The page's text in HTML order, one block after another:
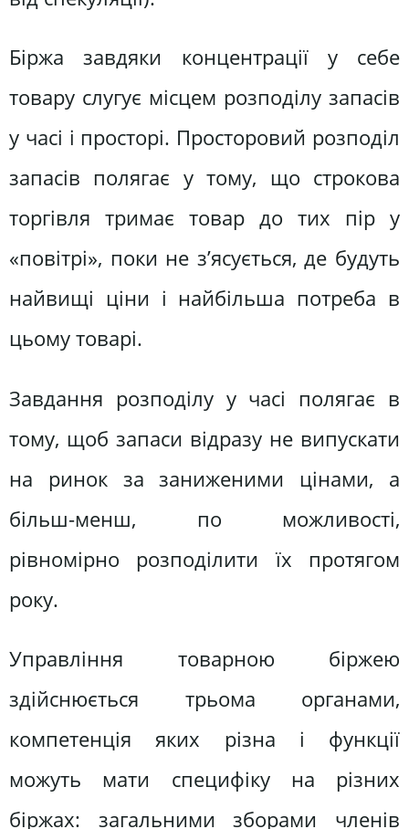
Біржа завдяки концентрації у себе
товару слугує місцем розподілу запасів
у часі і просторі. Просторовий розподіл
запасів полягає у тому, що строкова
торгівля тримає товар до тих пір у
«повітрі», поки не з’ясується, де будуть
найвищі ціни і найбільша потреба в
цьому товарі.
Завдання розподілу у часі полягає в
тому, щоб запаси відразу не випускати
на ринок за заниженими цінами, а
більш-менш, по можливості,
рівномірно розподілити їх протягом
року.
Управління товарною біржею
здійснюється трьома органами,
компетенція яких різна і функції
можуть мати специфіку на різних
біржах: загальними зборами членів